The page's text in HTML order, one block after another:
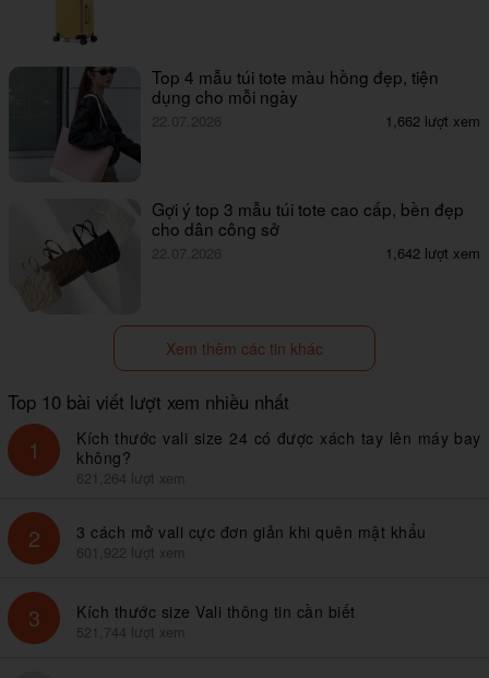
Top 4 mẫu túi tote màu hồng đẹp, tiện
dụng cho mỗi ngày
22.07.2026 1,662 lượt xem
Gợi ý top 3 mẫu túi tote cao cấp, bền đẹp
cho dân công sở
22.07.2026 1,642 lượt xem
Xem thêm các tin khác
Top 10 bài viết lượt xem nhiều nhất
1
Kích thước vali size 24 có được xách tay lên máy bay
không?
621,264 lượt xem
2 3 cách mở vali cực đơn giản khi quên mật khẩu
601,922 lượt xem
3 Kích thước size Vali thông tin cần biết
521,744 lượt xem